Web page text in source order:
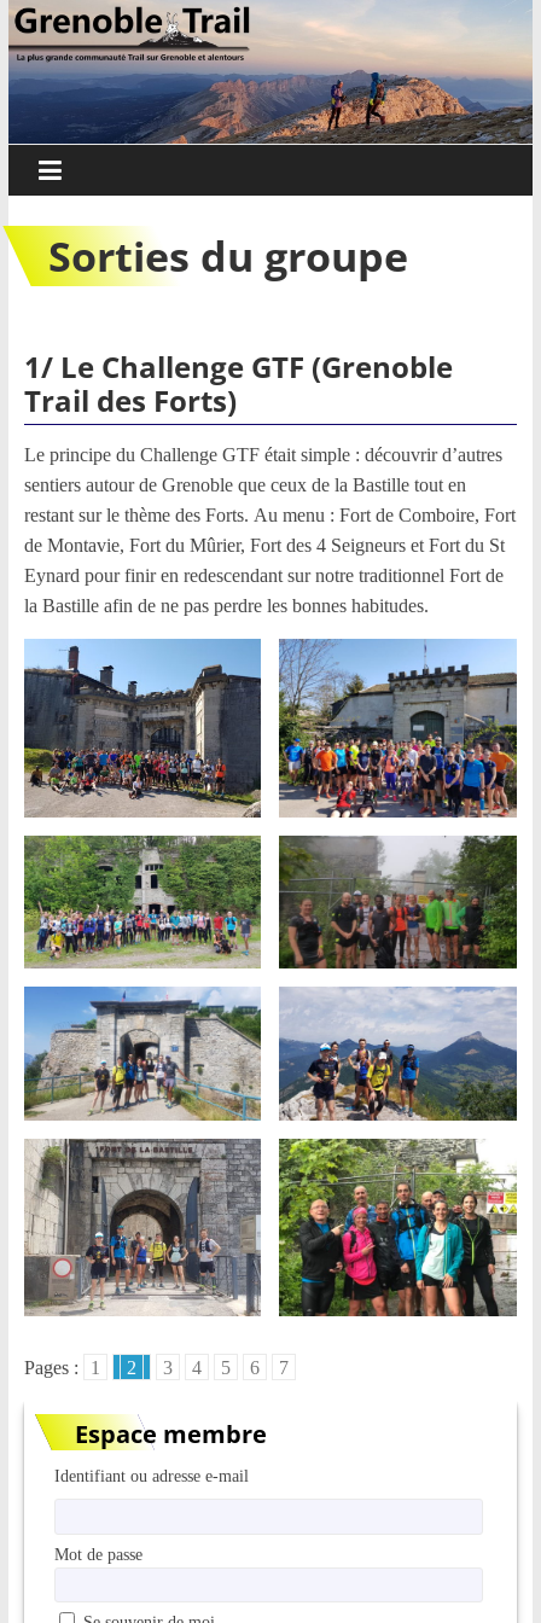
Passer
au
contenu
Grenoble
Trail
Sorties
trail,
parcours
événements
et
alentours
Sorties du groupe
1/ Le Challenge GTF (Grenoble
Trail des Forts)
Le principe du Challenge GTF était simple : découvrir d’autres
sentiers autour de Grenoble que ceux de la Bastille tout en
restant sur le thème des Forts. Au menu : Fort de Comboire, Fort
de Montavie, Fort du Mûrier, Fort des 4 Seigneurs et Fort du St
Eynard pour finir en redescendant sur notre traditionnel Fort de
la Bastille afin de ne pas perdre les bonnes habitudes.
Pages : 1 2 3 4 5 6 7
Espace membre
Identifiant ou adresse e-mail
Mot de passe